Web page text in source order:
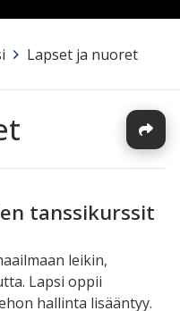
Lapset ja nuoret
tanssikurssit
leikin,
Lapsi oppii
hallinta lisääntyy.